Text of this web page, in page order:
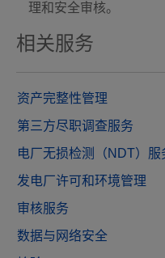
理和安全审核。
相关服务
资产完整性管理
第三方尽职调查服务
电厂无损检测（NDT）服
发电厂许可和环境管理
审核服务
数据与网络安全